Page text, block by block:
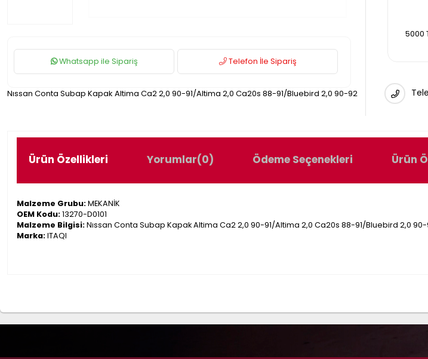
Whatsapp ile Sipariş Telefon İle Sipariş
Nıssan Conta Subap Kapak Altima Ca2 2,0 90-91/Altima 2,0 Ca20s 88-91/Bluebird 2,0 90-92
5000
Ürün Özellikleri Yorumlar(0) Ödeme Seçenekleri Ürün
Malzeme Grubu:MEKANİK
OEM Kodu:13270-D0101
Malzeme Bilgisi:Nıssan Conta Subap Kapak Altima Ca2 2,0 90-91/Altima 2,0 Ca20s 88-91/Bluebird 2,0
Marka:ITAQI